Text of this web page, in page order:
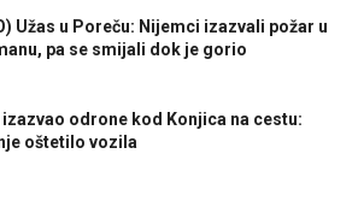
Užas u Poreču: Nijemci izazvali požar u
pa se smijali dok je gorio
izazvao odrone kod Konjica na cestu:
oštetilo vozila